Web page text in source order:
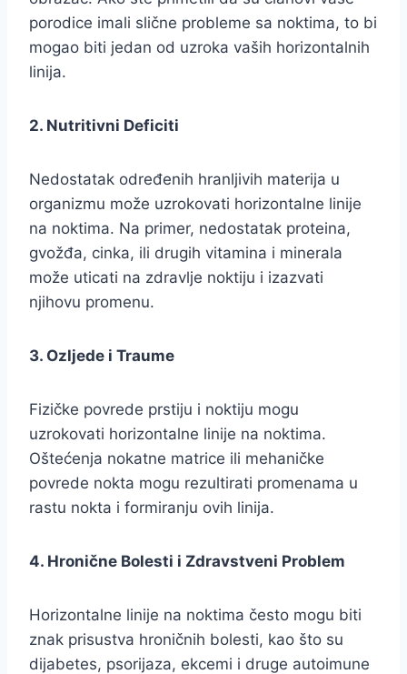
porodice imali slične probleme sa noktima, to bi
mogao biti jedan od uzroka vaših horizontalnih
linija.
2. Nutritivni Deficiti
Nedostatak određenih hranljivih materija u
organizmu može uzrokovati horizontalne linije
na noktima. Na primer, nedostatak proteina,
gvožđa, cinka, ili drugih vitamina i minerala
može uticati na zdravlje noktiju i izazvati
njihovu promenu.
3. Ozljede i Traume
Fizičke povrede prstiju i noktiju mogu
uzrokovati horizontalne linije na noktima.
Oštećenja nokatne matrice ili mehaničke
povrede nokta mogu rezultirati promenama u
rastu nokta i formiranju ovih linija.
4. Hronične Bolesti i Zdravstveni Problem
Horizontalne linije na noktima često mogu biti
znak prisustva hroničnih bolesti, kao što su
dijabetes, psorijaza, ekcemi i druge autoimune